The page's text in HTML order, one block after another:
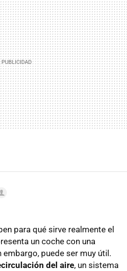
MAIL
para qué sirve realmente el
un coche con una
embargo, puede ser muy útil.
del aire, un sistema